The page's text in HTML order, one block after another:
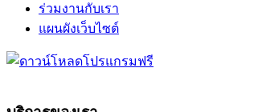
ร่วมงานกับเรา
แผนผังเว็บไซต์